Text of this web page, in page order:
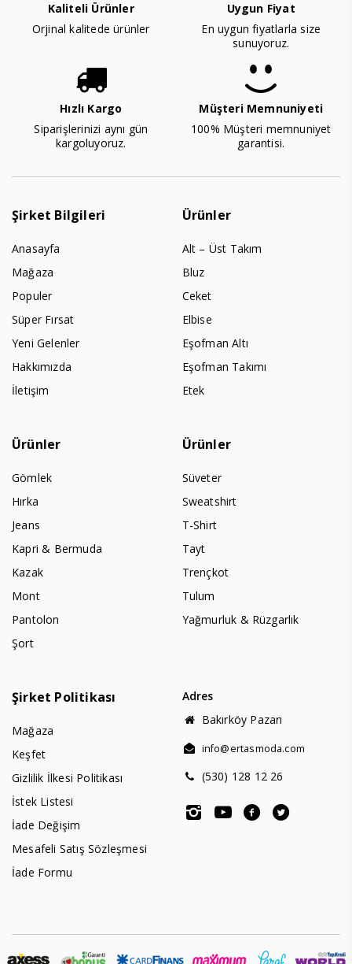
Kaliteli Ürünler
Orjinal kalitede ürünler
Uygun Fiyat
En uygun fiyatlarla size
sunuyoruz.
Hızlı Kargo
Siparişlerinizi aynı gün
kargoluyoruz.
Müşteri Memnuniyeti
100% Müşteri memnuniyet
garantisi.
Şirket Bilgileri
Anasayfa
Mağaza
Populer
Süper Fırsat
Yeni Gelenler
Hakkımızda
İletişim
Ürünler
Alt – Üst Takım
Bluz
Ceket
Elbise
Eşofman Altı
Eşofman Takımı
Etek
Ürünler
Gömlek
Hırka
Jeans
Kapri & Bermuda
Kazak
Mont
Pantolon
Şort
Ürünler
Süveter
Sweatshirt
T-Shirt
Tayt
Trençkot
Tulum
Yağmurluk & Rüzgarlık
Şirket Politikası
Mağaza
Keşfet
Gizlilik İlkesi Politikası
İstek Listesi
İade Değişim
Mesafeli Satış Sözleşmesi
İade Formu
Adres
Bakırköy Pazarı
info@ertasmoda.com
(530) 128 12 26